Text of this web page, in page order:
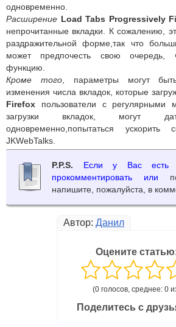
одновременно.
Расширение Load Tabs Progressively
непрочитанные вкладки. К сожалению,
раздражительной форме,так что
может предпочесть свою очередь,
функцию.
Кроме того, параметры могут
изменения числа вкладок, которые
Firefox пользователи с регулярными
загрузки вкладок, могут
одновременно,попытаться
JKWebTalks.
P.P.S.
Если у Вас есть
прокомментировать или
напишите, пожалуйста, в
Автор: Данил
Оцените
(0 голосов, среднее: 0
Поделитесь с